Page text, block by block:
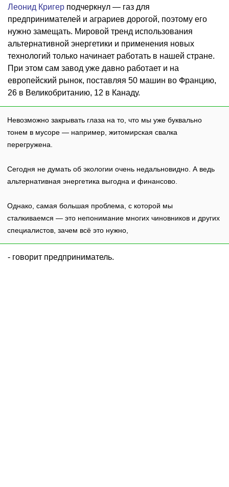
Леонид Кригер подчеркнул — газ для
предпринимателей и аграриев дорогой, поэтому его
нужно замещать. Мировой тренд использования
альтернативной энергетики и применения новых
технологий только начинает работать в нашей стране.
При этом сам завод уже давно работает и на
европейский рынок, поставляя 50 машин во Францию,
26 в Великобританию, 12 в Канаду.
Невозможно закрывать глаза на то, что мы уже буквально
тонем в мусоре — например, житомирская свалка
перегружена.
Сегодня не думать об экологии очень недальновидно. А ведь
альтернативная энергетика выгодна и финансово.
Однако, самая большая проблема, с которой мы
сталкиваемся — это непонимание многих чиновников и других
специалистов, зачем всё это нужно,
- говорит предприниматель.